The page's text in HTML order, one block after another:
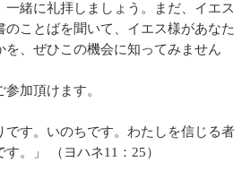
一緒に礼拝しましょう。まだ、イエス
ことばを聞いて、イエス様があなた
を、ぜひこの機会に知ってみません
加頂けます。
です。いのちです。わたしを信じる者
。」 （ヨハネ11：25）